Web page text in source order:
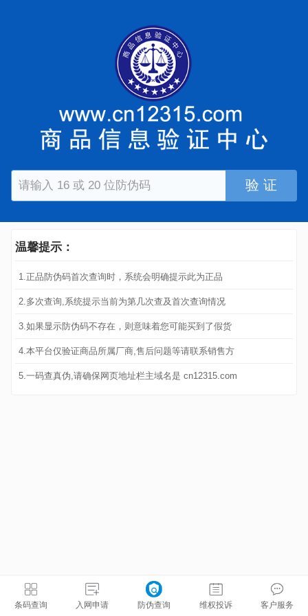
验 证
温馨提示：
1.正品防伪码首次查询时，系统会明确提示此为正品
2.多次查询,系统提示当前为第几次查及首次查询情况
3.如果显示防伪码不存在，则意味着您可能买到了假货
4.本平台仅验证商品所属厂商,售后问题等请联系销售方
5.一码查真伪,请确保网页地址栏主域名是 cn12315.com
条码查询 入网申请 防伪查询 维权投诉 客户服务